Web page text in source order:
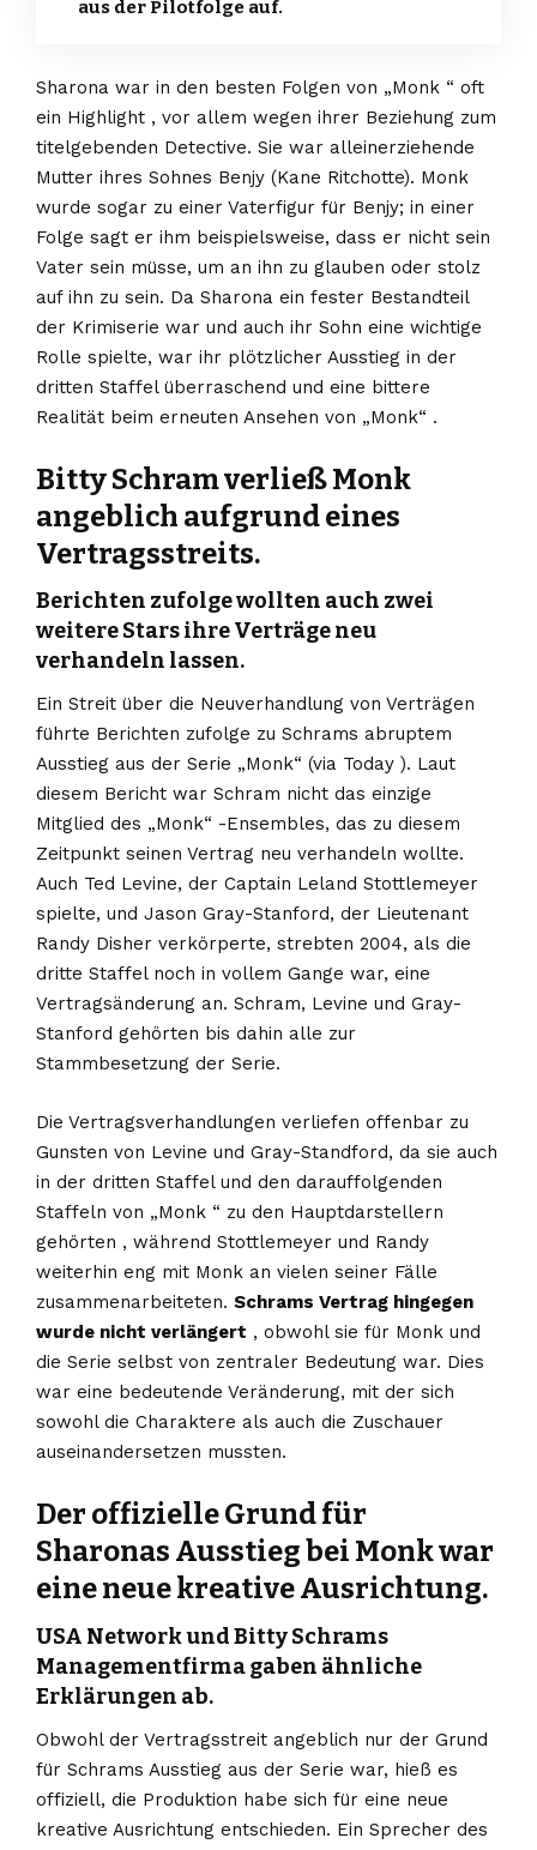
aus der Pilotfolge auf.
Sharona war in den besten Folgen von „Monk “ oft
ein Highlight , vor allem wegen ihrer Beziehung zum
titelgebenden Detective. Sie war alleinerziehende
Mutter ihres Sohnes Benjy (Kane Ritchotte). Monk
wurde sogar zu einer Vaterfigur für Benjy; in einer
Folge sagt er ihm beispielsweise, dass er nicht sein
Vater sein müsse, um an ihn zu glauben oder stolz
auf ihn zu sein. Da Sharona ein fester Bestandteil
der Krimiserie war und auch ihr Sohn eine wichtige
Rolle spielte, war ihr plötzlicher Ausstieg in der
dritten Staffel überraschend und eine bittere
Realität beim erneuten Ansehen von „Monk“ .
Bitty Schram verließ Monk
angeblich aufgrund eines
Vertragsstreits.
Berichten zufolge wollten auch zwei
weitere Stars ihre Verträge neu
verhandeln lassen.
Ein Streit über die Neuverhandlung von Verträgen
führte Berichten zufolge zu Schrams abruptem
Ausstieg aus der Serie „Monk“ (via Today ). Laut
diesem Bericht war Schram nicht das einzige
Mitglied des „Monk“ -Ensembles, das zu diesem
Zeitpunkt seinen Vertrag neu verhandeln wollte.
Auch Ted Levine, der Captain Leland Stottlemeyer
spielte, und Jason Gray-Stanford, der Lieutenant
Randy Disher verkörperte, strebten 2004, als die
dritte Staffel noch in vollem Gange war, eine
Vertragsänderung an. Schram, Levine und Gray-
Stanford gehörten bis dahin alle zur
Stammbesetzung der Serie.
Die Vertragsverhandlungen verliefen offenbar zu
Gunsten von Levine und Gray-Standford, da sie auch
in der dritten Staffel und den darauffolgenden
Staffeln von „Monk “ zu den Hauptdarstellern
gehörten , während Stottlemeyer und Randy
weiterhin eng mit Monk an vielen seiner Fälle
zusammenarbeiteten. Schrams Vertrag hingegen
wurde nicht verlängert , obwohl sie für Monk und
die Serie selbst von zentraler Bedeutung war. Dies
war eine bedeutende Veränderung, mit der sich
sowohl die Charaktere als auch die Zuschauer
auseinandersetzen mussten.
Der offizielle Grund für
Sharonas Ausstieg bei Monk war
eine neue kreative Ausrichtung.
USA Network und Bitty Schrams
Managementfirma gaben ähnliche
Erklärungen ab.
Obwohl der Vertragsstreit angeblich nur der Grund
für Schrams Ausstieg aus der Serie war, hieß es
offiziell, die Produktion habe sich für eine neue
kreative Ausrichtung entschieden. Ein Sprecher des